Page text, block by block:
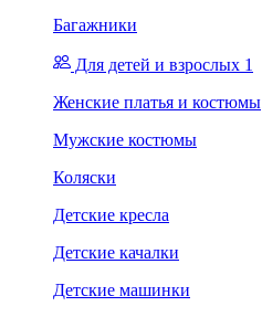
Багажники
Для детей и взрослых 1
Женские платья и костюмы
Мужские костюмы
Коляски
Детские кресла
Детские качалки
Детские машинки